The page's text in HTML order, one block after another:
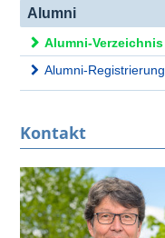
Alumni
Alumni-Verzeichnis
Alumni-Registrierung
Kontakt